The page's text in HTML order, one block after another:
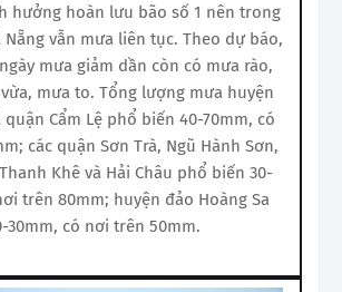
hưởng hoàn lưu bão số 1 nên trong
vẫn mưa liên tục. Theo dự báo,
mưa giảm dần còn có mưa rào,
mưa to. Tổng lượng mưa huyện
quận Cẩm Lệ phổ biến 40-70mm, có
các quận Sơn Trà, Ngũ Hành Sơn,
Khê và Hải Châu phổ biến 30-
trên 80mm; huyện đảo Hoàng Sa
30mm, có nơi trên 50mm.